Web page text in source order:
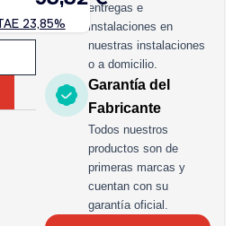
entregas e
instalaciones en
nuestras instalaciones
o a domicilio.
Garantía del
Fabricante
Todos nuestros
productos son de
primeras marcas y
cuentan con su
garantía oficial.